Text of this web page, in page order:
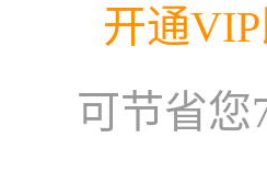
开通
可节省您